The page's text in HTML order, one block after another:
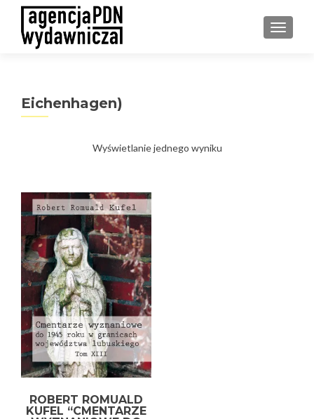
Eichenhagen)
Wyświetlanie jednego wyniku
ROBERT ROMUALD
KUFEL “CMENTARZE